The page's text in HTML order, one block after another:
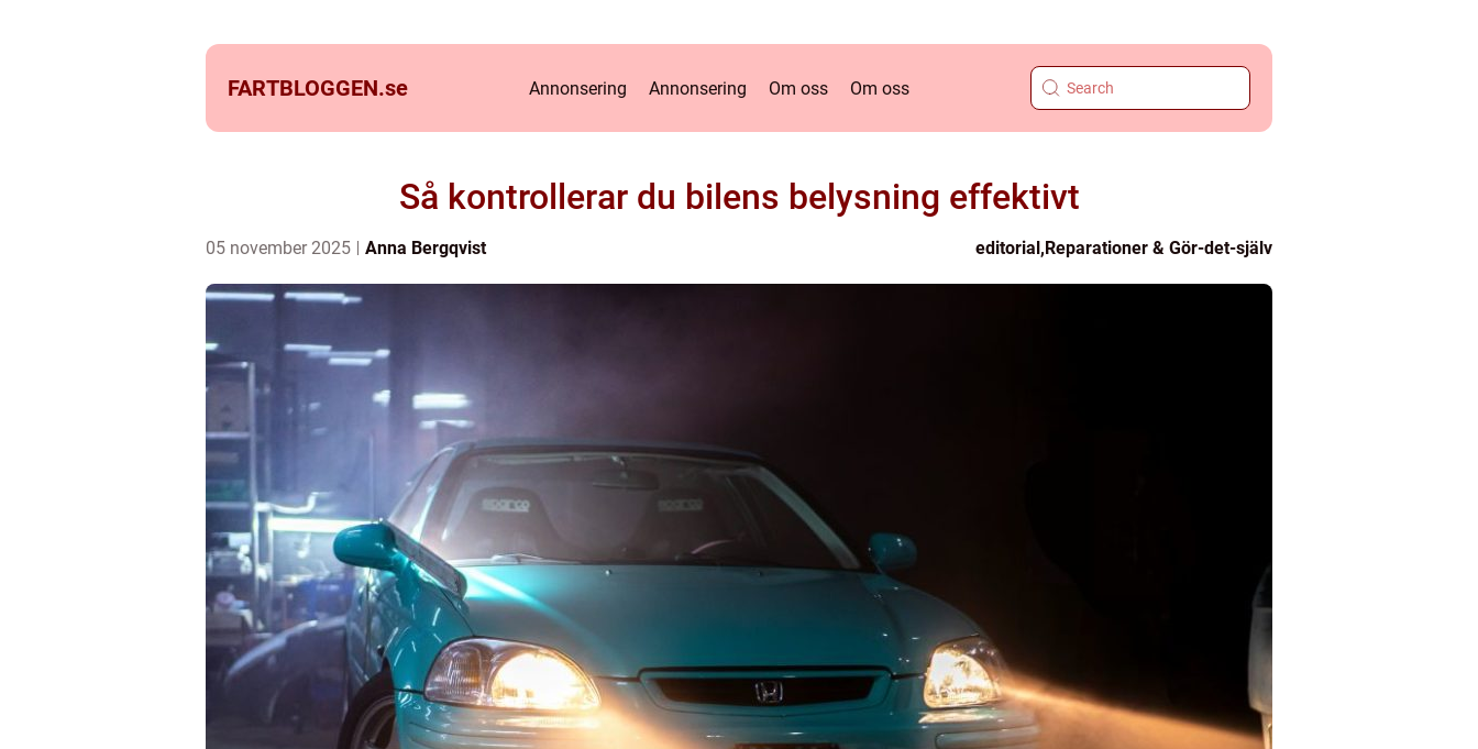
FARTBLOGGEN.se Annonsering Annonsering Om oss Om oss
Så kontrollerar du bilens belysning effektivt
05 november 2025 Anna Bergqvist editorial,Reparationer & Gör-det-själv